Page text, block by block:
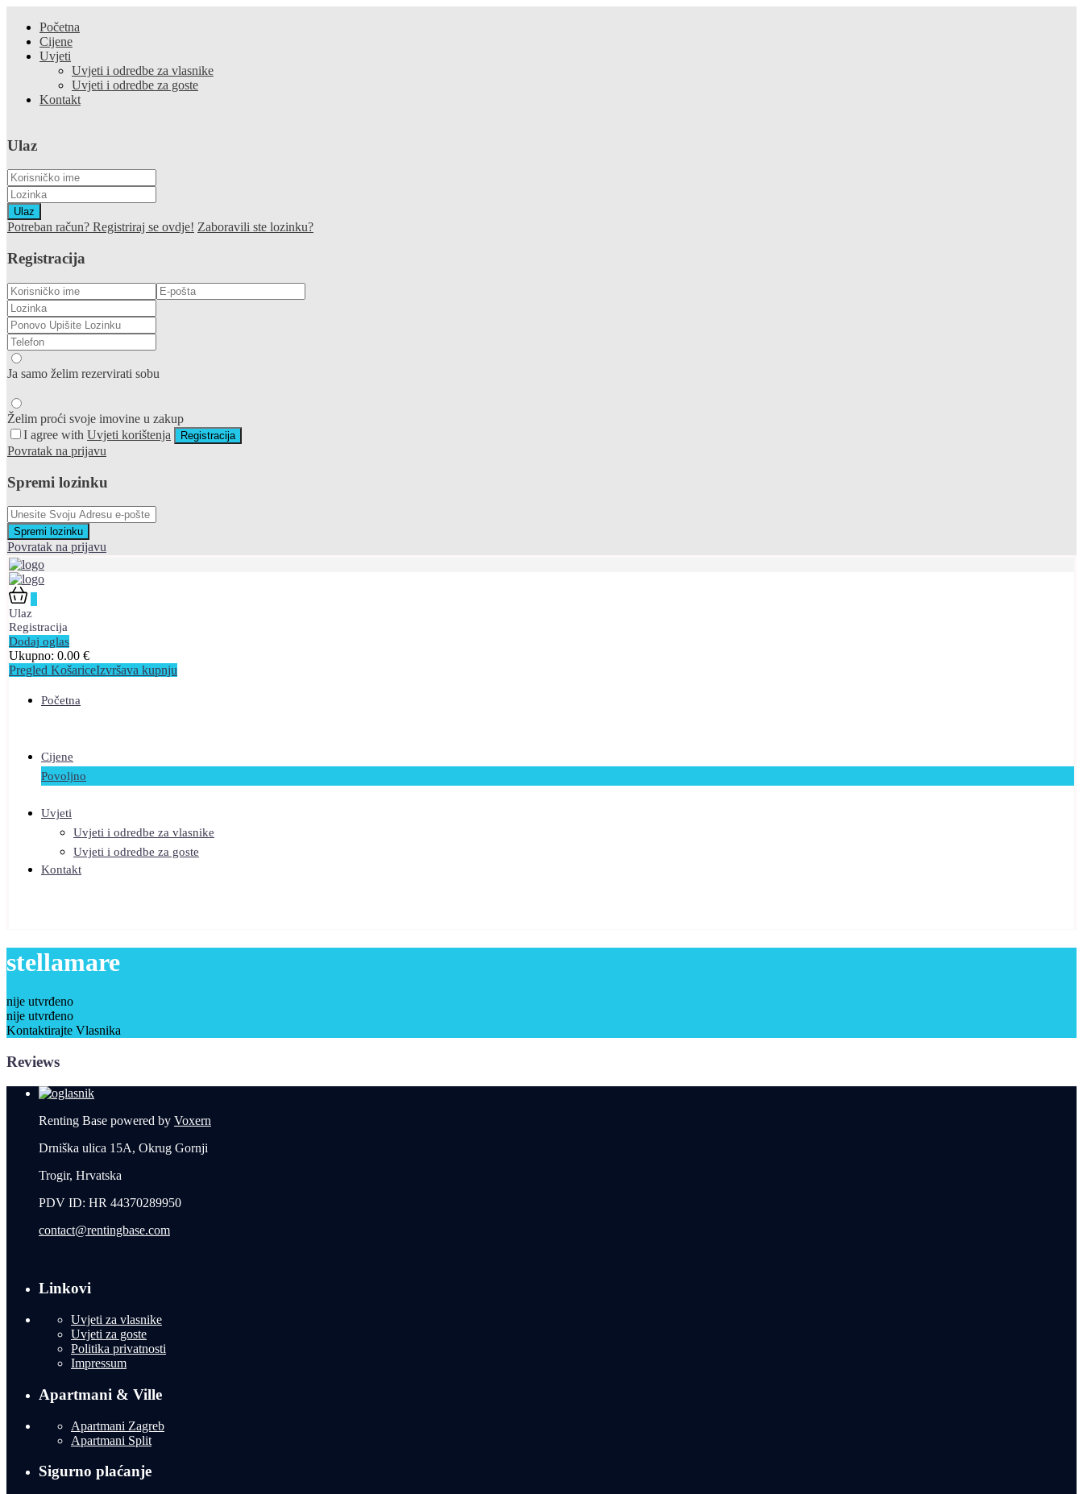
Početna
Cijene
Uvjeti
Uvjeti i odredbe za vlasnike
Uvjeti i odredbe za goste
Kontakt
Ulaz
Ulaz
Potreban račun? Registriraj se ovdje! Zaboravili ste lozinku?
Registracija
Ja samo želim rezervirati sobu
Želim proći svoje imovine u zakup
I agree with Uvjeti korištenja Registracija
Povratak na prijavu
Spremi lozinku
Spremi lozinku
Povratak na prijavu
Ulaz
Registracija
Dodaj oglas
Ukupno: 0.00 €
Pregled KošariceIzvršava kupnju
Početna
Cijene
Povoljno
Uvjeti
Uvjeti i odredbe za vlasnike
Uvjeti i odredbe za goste
Kontakt
stellamare
nije utvrđeno
nije utvrđeno
Kontaktirajte Vlasnika
Reviews
Renting Base powered by Voxern
Drniška ulica 15A, Okrug Gornji
Trogir, Hrvatska
PDV ID: HR 44370289950
contact@rentingbase.com
Linkovi
Uvjeti za vlasnike
Uvjeti za goste
Politika privatnosti
Impressum
Apartmani & Ville
Apartmani Zagreb
Apartmani Split
Sigurno plaćanje